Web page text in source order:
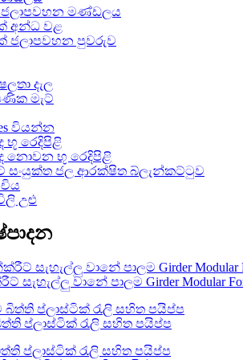
ජලාපවහන මණ්ඩලය
අන්ධ වළ
ජලාපවහන පුවරුව
දැල
මැට්
වියන්න
භූ රෙදිපිළි
නොවන භූ රෙදිපිළි
ජල ආරක්ෂිත බ්ලැන්කට්ටුව
උළු
සැහැල්ලු වානේ පාලම Girder Modular
ප්ලාස්ටික් රැලි සහිත පයිප්ප